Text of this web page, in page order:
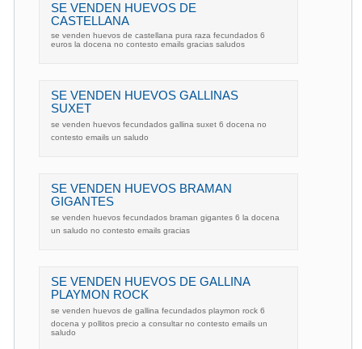
SE VENDEN HUEVOS DE
CASTELLANA
se venden huevos de castellana pura raza fecundados 6
euros la docena no contesto emails gracias saludos
SE VENDEN HUEVOS GALLINAS
SUXET
se venden huevos fecundados gallina suxet 6 docena no
contesto emails un saludo
SE VENDEN HUEVOS BRAMAN
GIGANTES
se venden huevos fecundados braman gigantes 6 la docena
un saludo no contesto emails gracias
SE VENDEN HUEVOS DE GALLINA
PLAYMON ROCK
se venden huevos de gallina fecundados playmon rock 6
docena y pollitos precio a consultar no contesto emails un
saludo